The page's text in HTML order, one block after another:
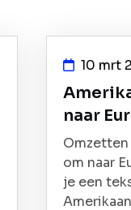
10 mrt
naar
om naar
je een